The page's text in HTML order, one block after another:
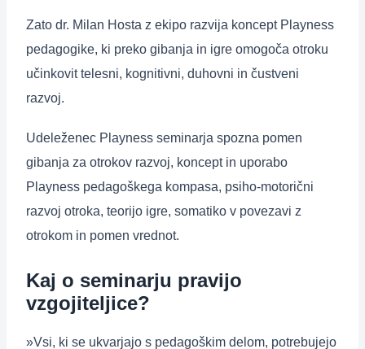
Zato dr. Milan Hosta z ekipo razvija koncept Playness
pedagogike, ki preko gibanja in igre omogoča otroku
učinkovit telesni, kognitivni, duhovni in čustveni
razvoj.
Udeleženec Playness seminarja spozna pomen
gibanja za otrokov razvoj, koncept in uporabo
Playness pedagoškega kompasa, psiho-motorični
razvoj otroka, teorijo igre, somatiko v povezavi z
otrokom in pomen vrednot.
Kaj o seminarju pravijo
vzgojiteljice?
»Vsi, ki se ukvarjajo s pedagoškim delom, potrebujejo